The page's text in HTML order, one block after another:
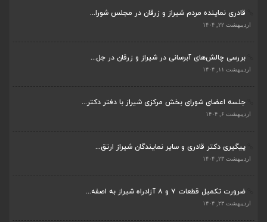
اردیبهشت ۲۲, ۱۴۰۴
اردیبهشت ۱۱, ۱۴۰۴
اردیبهشت ۶, ۱۴۰۴
اردیبهشت ۲۳, ۱۴۰۴
اردیبهشت ۲۳, ۱۴۰۴
ضرورت تکمیل قطعات ۷ و ۸ آزادراه شیراز به اصفه...
اردیبهشت ۲۳, ۱۴۰۴
قادری نماینده مردم شیراز و زرقان در مجلس شورا...
اردیبهشت ۲۲, ۱۴۰۴
بررسی چالش‌های آبرسانی در شیراز و زرقان در جل...
اردیبهشت ۱۱, ۱۴۰۴
جلسه اعضای شورای بخش مرکزی شیراز با دفتر دکتر...
اردیبهشت ۶, ۱۴۰۴